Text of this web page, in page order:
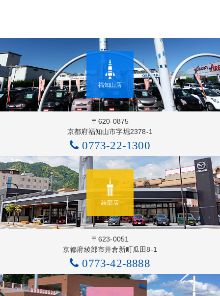
福知山店
〒620-0875
京都府福知山市字堀2378-1
0773-22-1300
綾部店
〒623-0051
京都府綾部市井倉新町瓜田8-1
0773-42-8888